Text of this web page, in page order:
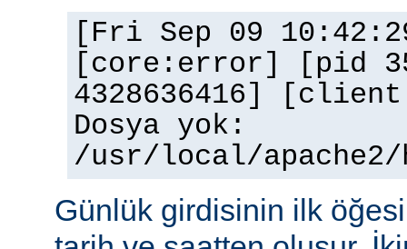
[Fri Sep 09
[core:error] [pid
4328636416]
Dosya yok:
/usr/local/
Günlük girdisinin ilk öğesi